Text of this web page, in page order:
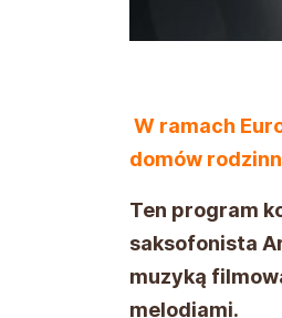
W ramach
domów
Ten program
saksofonista
muzyką
melodiami.